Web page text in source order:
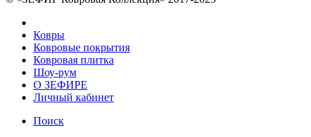
Ковры
Ковровые покрытия
Ковровая плитка
Шоу-рум
О ЗЕФИРЕ
Личный кабинет
Поиск